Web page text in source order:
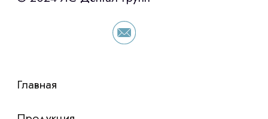
условия по лизингу оборудования,
просто оставьте контакты чтобы мы
сориентировали по условиям